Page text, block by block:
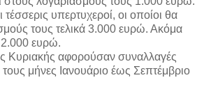
υπερτυχεροί, οι οποίοι θα
τους τελικά 3.000 ευρώ. Ακόμα
2.000 ευρώ.
Κυριακής αφορούσαν συναλλαγές
μήνες Ιανουάριο έως Σεπτέμβριο